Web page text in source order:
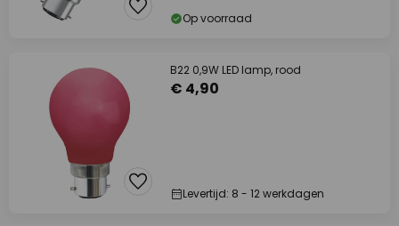
Op voorraad
B22 0,9W LED lamp, rood
€ 4,90
Levertijd: 8 - 12 werkdagen